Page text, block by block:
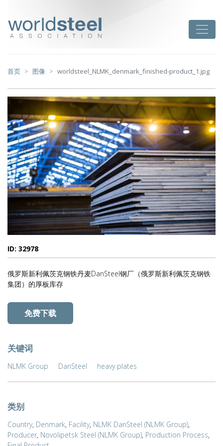
首页 图像 worldsteel_NLMK_denmark_finished-product_1.jpg
ID: 32978
俄罗斯新利佩茨克钢铁丹麦DanSteel钢厂（俄罗斯新利佩茨克钢铁
集团）的厚板库存
免费下载
关键词
NLMK Group DanSteel heavy plates
类别
Country, Denmark, Facility, NLMK DanSteel (NLMK Group),
Producer, Novolipetsk Steel (NLMK Group), Production Process,